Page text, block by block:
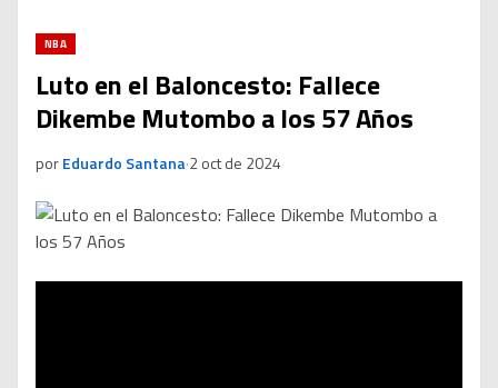
NBA
Luto en el Baloncesto: Fallece
Dikembe Mutombo a los 57 Años
porEduardo Santana·2 oct de 2024